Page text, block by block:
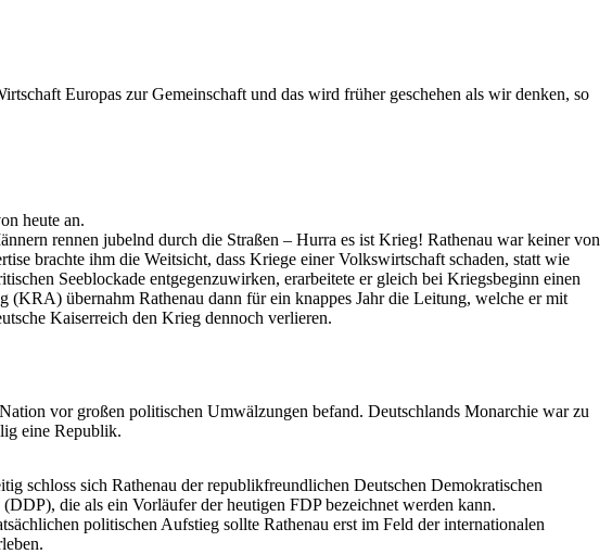
Europas zur Gemeinschaft und das wird früher geschehen als wir denken, so
heute an.
rennen jubelnd durch die Straßen – Hurra es ist Krieg! Rathenau war keiner von
brachte ihm die Weitsicht, dass Kriege einer Volkswirtschaft schaden, statt wie
Seeblockade entgegenzuwirken, erarbeitete er gleich bei Kriegsbeginn einen
übernahm Rathenau dann für ein knappes Jahr die Leitung, welche er mit
Kaiserreich den Krieg dennoch verlieren.
vor großen politischen Umwälzungen befand. Deutschlands Monarchie war zu
eine Republik.
schloss sich Rathenau der republikfreundlichen Deutschen Demokratischen
(DDP), die als ein Vorläufer der heutigen FDP bezeichnet werden kann.
politischen Aufstieg sollte Rathenau erst im Feld der internationalen